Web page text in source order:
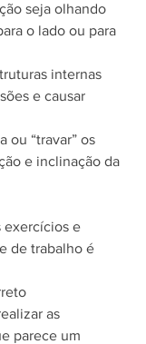
seja olhando
o lado ou para
internas
e causar
ou “travar” os
e inclinação da
exercícios e
de trabalho é
as
parece um